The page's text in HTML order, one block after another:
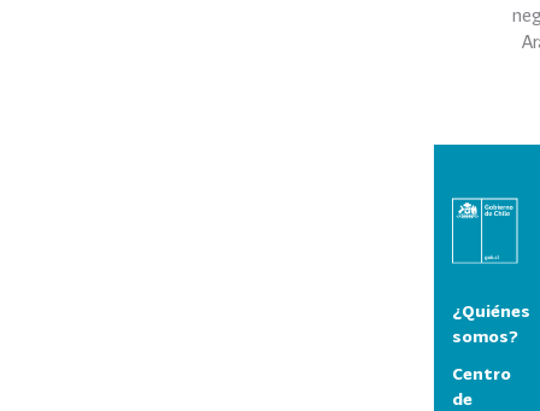
¿Quiénes
somos?
Centro
de